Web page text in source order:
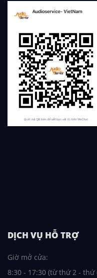
DỊCH VỤ HỖ TRỢ
Giờ mở cửa:
8:30 - 17:30 (từ thứ 2 - thứ